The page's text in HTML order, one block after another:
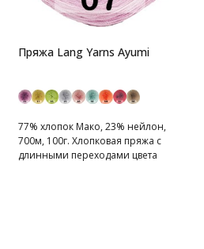
Пряжа Lang Yarns Ayumi
77% хлопок Мако, 23% нейлон,
700м, 100г. Хлопковая пряжа с
длинными переходами цвета